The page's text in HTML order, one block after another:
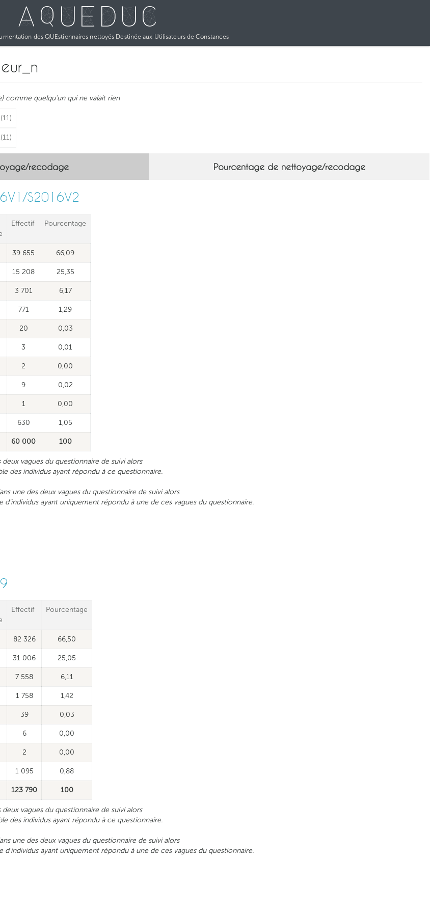
AQUEDUC
des QUEstionnaires nettoyés Destinée aux Utilisateurs de Constances
comme quelqu’un qui ne valait rien
recodage Pourcentage de nettoyage/recodage
S2016V2
Effectif Pourcentage
39 655 66,09
15 208 25,35
3 701 6,17
771 1,29
20 0,03
3 0,01
2 0,00
9 0,02
1 0,00
630 1,05
60 000 100
deux vagues du questionnaire de suivi alors
individus ayant répondu à ce questionnaire.
des deux vagues du questionnaire de suivi alors
ayant uniquement répondu à une de ces vagues du questionnaire.
Effectif Pourcentage
82 326 66,50
31 006 25,05
7 558 6,11
1 758 1,42
39 0,03
6 0,00
2 0,00
1 095 0,88
123 790 100
deux vagues du questionnaire de suivi alors
individus ayant répondu à ce questionnaire.
des deux vagues du questionnaire de suivi alors
ayant uniquement répondu à une de ces vagues du questionnaire.